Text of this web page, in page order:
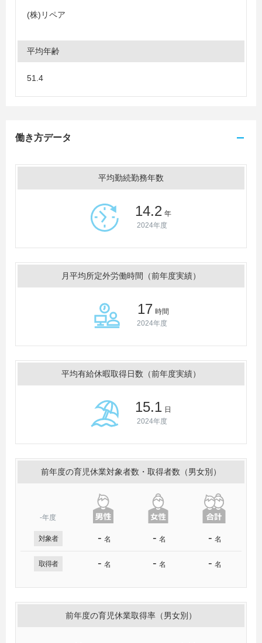
(株)リペア
平均年齢
51.4
働き方データ
平均勤続勤務年数
14.2 年
2024年度
月平均所定外労働時間（前年度実績）
17 時間
2024年度
平均有給休暇取得日数（前年度実績）
15.1 日
2024年度
前年度の育児休業対象者数・取得者数（男女別）
-年度
対象者 - 名 - 名 - 名
取得者 - 名 - 名 - 名
前年度の育児休業取得率（男女別）